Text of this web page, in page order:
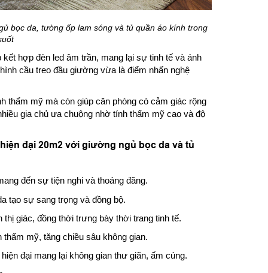
bọc da, tường ốp lam sóng và tủ quần áo kính trong
hợp đèn led âm trần, mang lại sự tinh tế và ánh
cầu treo đầu giường vừa là điểm nhấn nghệ
thẩm mỹ mà còn giúp căn phòng có cảm giác rộng
gia chủ ưa chuộng nhờ tính thẩm mỹ cao và độ
đại 20m2 với giường ngủ bọc da và tủ
đến sự tiện nghi và thoáng đãng.
tạo sự sang trọng và đồng bộ.
giác, đồng thời trưng bày thời trang tinh tế.
mỹ, tăng chiều sâu không gian.
đại mang lại không gian thư giãn, ấm cúng.